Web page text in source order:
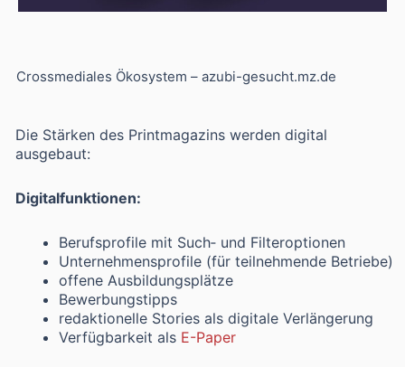
Crossmediales Ökosystem – azubi-gesucht.mz.de
Die Stärken des Printmagazins werden digital
ausgebaut:
Digitalfunktionen:
Berufsprofile mit Such‑ und Filteroptionen
Unternehmensprofile (für teilnehmende Betriebe)
offene Ausbildungsplätze
Bewerbungstipps
redaktionelle Stories als digitale Verlängerung
Verfügbarkeit als E-Paper